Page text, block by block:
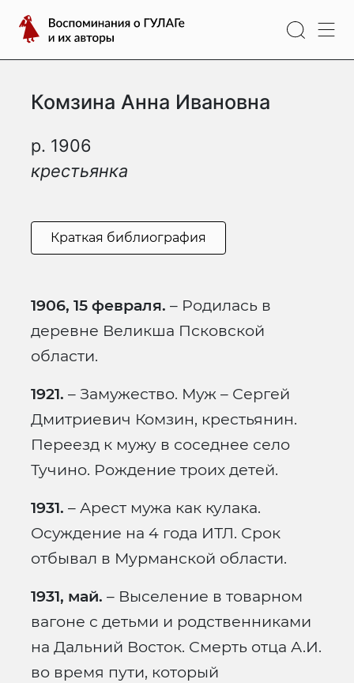
содержимому
Воспоминания
о
ГУЛАГе
ихКомзина Анна Ивановна
р. 1906
крестьянка
Краткая библиография
1906, 15 февраля. – Родилась в
деревне Великша Псковской
области.
1921. – Замужество. Муж – Сергей
Дмитриевич Комзин, крестьянин.
Переезд к мужу в соседнее село
Тучино. Рождение троих детей.
1931. – Арест мужа как кулака.
Осуждение на 4 года ИТЛ. Срок
отбывал в Мурманской области.
1931, май. – Выселение в товарном
вагоне с детьми и родственниками
на Дальний Восток. Смерть отца А.И.
во время пути, который